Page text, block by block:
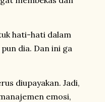
hati-hati dalam
dia. Dan ini ga
diupayakan. Jadi,
emosi,